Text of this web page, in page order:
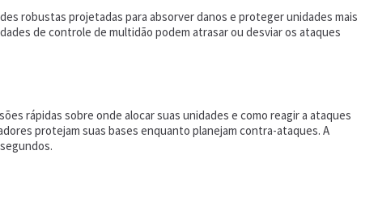
robustas projetadas para absorver danos e proteger unidades mais
de controle de multidão podem atrasar ou desviar os ataques
rápidas sobre onde alocar suas unidades e como reagir a ataques
protejam suas bases enquanto planejam contra-ataques. A